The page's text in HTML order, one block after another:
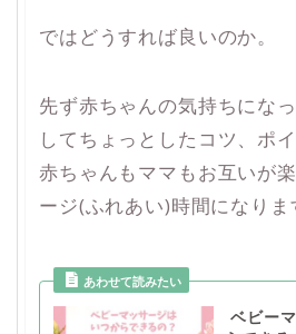
ではどうすれば良いのか。
先ず赤ちゃんの気持ちにな
してちょっとしたコツ、ポ
赤ちゃんもママもお互いが
ージ(ふれあい)時間になりま
ベビー